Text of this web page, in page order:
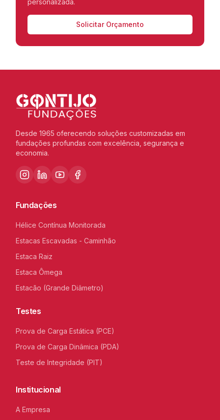
personalizada.
Solicitar Orçamento
Desde 1965 oferecendo soluções customizadas em
fundações profundas com excelência, segurança e
economia.
Fundações
Hélice Contínua Monitorada
Estacas Escavadas - Caminhão
Estaca Raiz
Estaca Ômega
Estacão (Grande Diâmetro)
Testes
Prova de Carga Estática (PCE)
Prova de Carga Dinâmica (PDA)
Teste de Integridade (PIT)
Institucional
A Empresa